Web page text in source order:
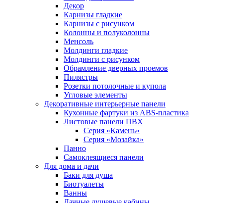
Декор
Карнизы гладкие
Карнизы с рисунком
Колонны и полуколонны
Менсоль
Молдинги гладкие
Молдинги с рисунком
Обрамление дверных проемов
Пилястры
Розетки потолочные и купола
Угловые элементы
Декоративные интерьерные панели
Кухонные фартуки из ABS-пластика
Листовые панели ПВХ
Серия «Камень»
Серия «Мозайка»
Панно
Самоклеящиеся панели
Для дома и дачи
Баки для душа
Биотуалеты
Ванны